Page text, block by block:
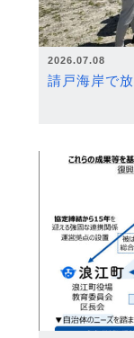
2026.07.08
請戸海岸で